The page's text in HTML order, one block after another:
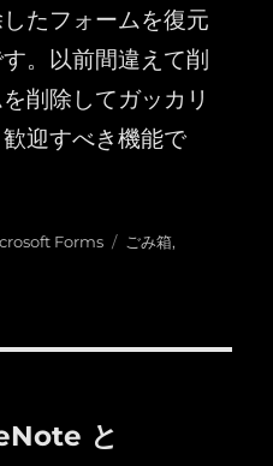
たフォームを復元
。以前間違えて削
削除してガッカリ
迎すべき機能で
Forms
タ
ごみ箱,
と